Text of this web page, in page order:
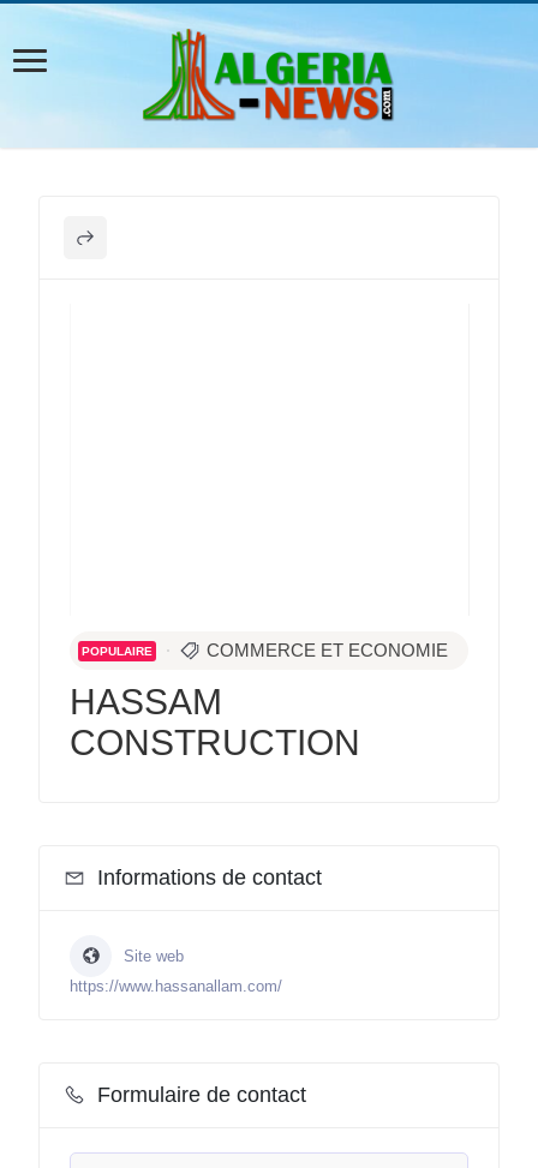
POPULAIRE COMMERCE ET ECONOMIE
HASSAM
CONSTRUCTION
Informations de contact
Site web
https://www.hassanallam.com/
Formulaire de contact